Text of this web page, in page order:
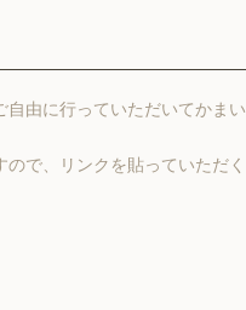
由に行っていただいてかまい
で、リンクを貼っていただく